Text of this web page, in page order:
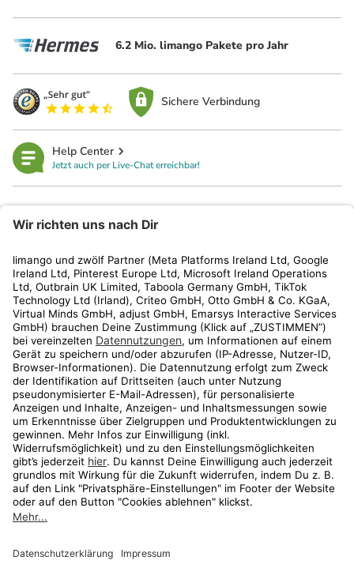
6.2 Mio. limango Pakete pro Jahr
Sichere Verbindung
Help Center
Jetzt auch per Live-Chat erreichbar!
Kundenservice
Shop
Aktionen
Travel